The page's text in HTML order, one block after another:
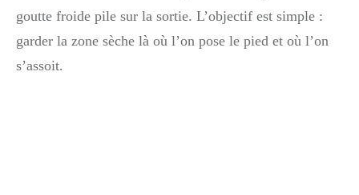
goutte froide pile sur la sortie. L’objectif est simple :
garder la zone sèche là où l’on pose le pied et où l’on
s’assoit.